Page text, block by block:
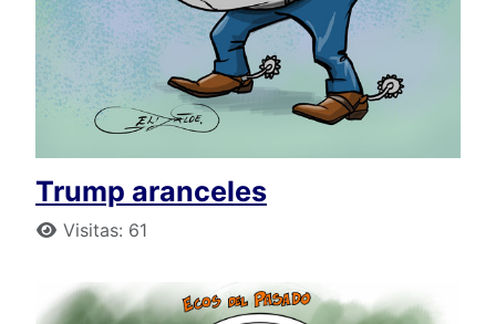
Trump aranceles
Detalles
Visitas: 61